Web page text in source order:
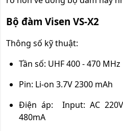
Bộ đàm Visen VS-X2
Thông số kỹ thuật:
Tần số: UHF 400 - 470 MHz
Pin: Li-on 3.7V 2300 mAh
Điện áp: Input: AC
480mA